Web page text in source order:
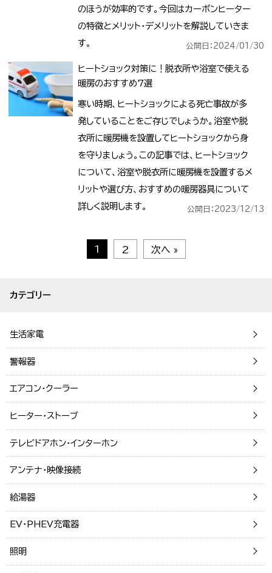
のほうが効率的です。今回はカーボンヒーター
の特徴とメリット・デメリットを解説していきま
す。
公開日：2024/01/30
ヒートショック対策に！脱衣所や浴室で使える
暖房のおすすめ7選
寒い時期、ヒートショックによる死亡事故が多
発していることをご存じでしょうか。浴室や脱
衣所に暖房機を設置してヒートショックから身
を守りましょう。この記事では、ヒートショック
について、浴室や脱衣所に暖房機を設置するメ
リットや選び方、おすすめの暖房器具について
詳しく説明します。
公開日：2023/12/13
1 2 次へ »
カテゴリー
生活家電
警報器
エアコン・クーラー
ヒーター・ストーブ
テレビドアホン・インターホン
アンテナ・映像接続
給湯器
EV・PHEV充電器
照明